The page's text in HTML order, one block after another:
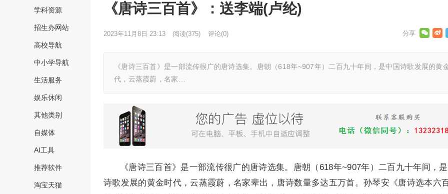
学科资源
招生办网站
高校导航
中小学导航
生活服务
娱乐休闲
其他类别
自媒体
AI工具
推荐软件
淘宝天猫
《唐诗三百首》：送李端(卢纶)
2023年11月8日 23:13 阅读(375) 评论(0)
《唐诗三百首》是一部流传很广的唐诗选集。唐朝（618年~907年）二百九十年间，是中国诗歌发展的黄
代，云蒸霞蔚，名家…
《唐诗三百首》是一部流传很广的唐诗选集。唐朝（618年~907年）二百九十年间，
诗歌发展的黄金时代，云蒸霞蔚，名家辈出，唐诗数量多达五万首。孙琴安《唐诗选本六